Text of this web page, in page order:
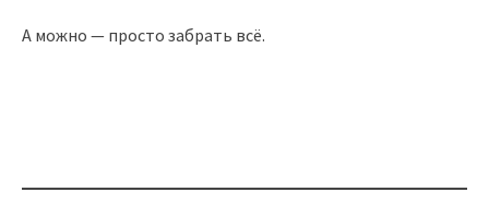
А можно — просто забрать всё.